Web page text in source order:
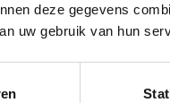
deze gegevens
uw gebruik van hun